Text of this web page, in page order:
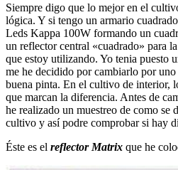
Siempre digo que lo mejor en el
lógica. Y si tengo un armario
Leds Kappa 100W formando un
un reflector central «cuadrado» para
que estoy utilizando. Yo tenia puesto
me he decidido por cambiarlo por
buena pinta. En el cultivo de interior,
que marcan la diferencia. Antes de
he realizado un muestreo de como se
cultivo y así podre comprobar si hay
Éste es el reflector Matrix que he